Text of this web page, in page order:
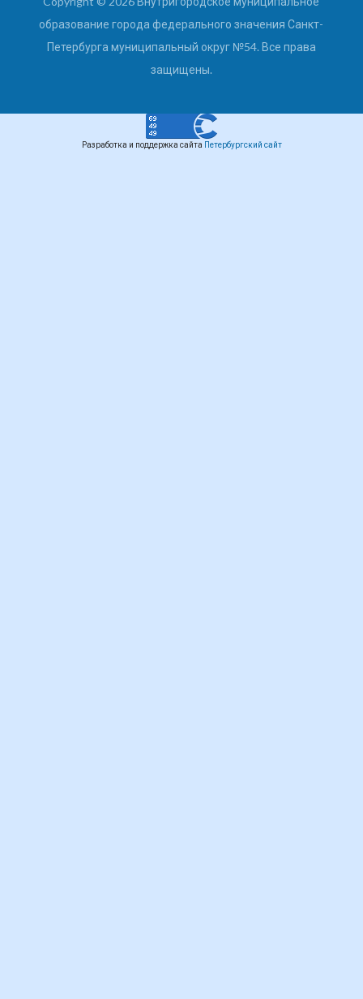
образование города федерального значения Санкт-
Петербурга муниципальный округ №54. Все права
защищены.
Разработка и поддержка сайта Петербургский сайт